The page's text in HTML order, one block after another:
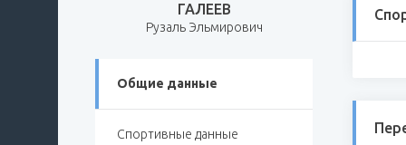
ГАЛЕЕВ
Рузаль Эльмирович
Общие данные
Спортивные данные